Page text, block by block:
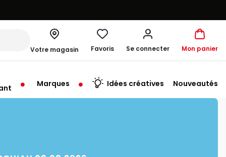
Votre magasin
à 19:30
Favoris Se connecter Mon panier
Marques Idées créatives Nouveautés